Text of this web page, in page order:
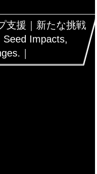
支援｜新たな挑戦
Seed Impacts,
｜